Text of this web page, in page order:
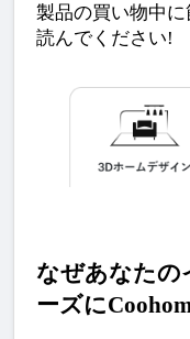
製品の買い物中
読んでください!
なぜあなたの
ーズに